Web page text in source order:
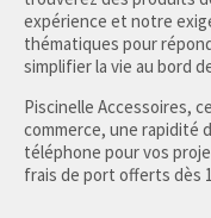
expérience et notre
thématiques pour
simplifier la vie au bord
Piscinelle Accessoires,
commerce, une rapidité
téléphone pour vos
frais de port offerts dès